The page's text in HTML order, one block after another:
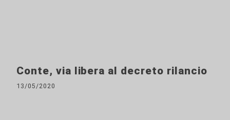
Conte, via libera al decreto rilancio
13/05/2020